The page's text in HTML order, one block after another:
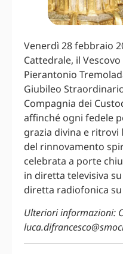
Venerdì 28 febbraio
Cattedrale, il Vescovo
Pierantonio
Giubileo
Compagnia dei
affinché ogni fedele
grazia divina e ritrovi
del rinnovamento
celebrata a porte
in diretta televisiva
diretta radiofonica su
Ulteriori informazioni: